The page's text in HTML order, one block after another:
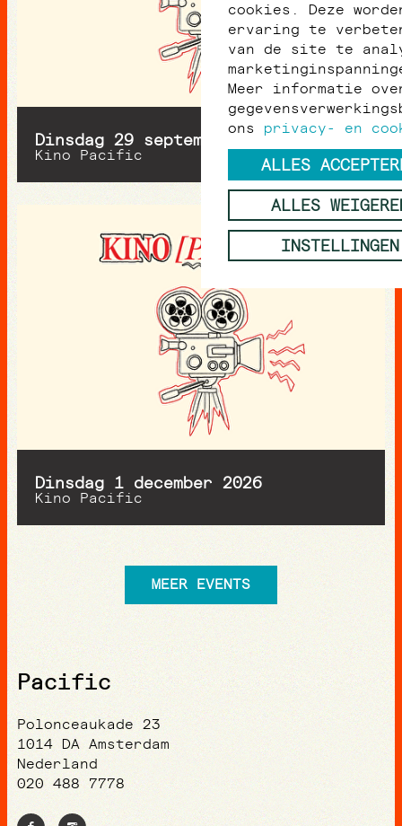
dinsdag 29 september 2026
Kino Pacific
dinsdag 1 december 2026
Kino Pacific
MEER EVENTS
Pacific
Polonceaukade 23
1014 DA Amsterdam
Nederland
020 488 7778
cookies. Deze
ervaring te
van de site te
Meer informatie
ons privacy- en
ALLES
ALLES
INSTELLINGEN